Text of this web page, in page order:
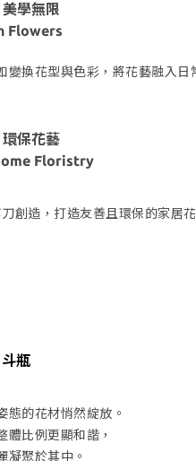
學無限
Flowers
換花型與色彩，將花藝融入日
保花藝
Floristry
創造，打造友善且環保的家居花
瓶
態的花材悄然綻放。
體比例更顯和諧，
凝聚於其中。